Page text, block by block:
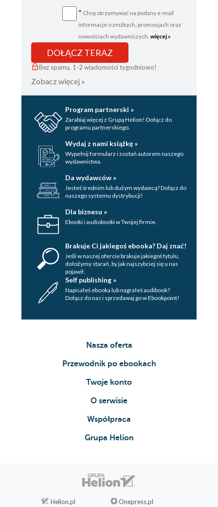
* Chcę otrzymywać na podany e-mail
informacje o zniżkach, promocjach oraz
nowościach wydawniczych. więcej »
DOŁĄCZ TERAZ
Bez spamu, 1-2 wiadomości tygodniowo!
Zobacz więcej »
Program partnerski »
Zarabiaj więcej z Grupą Helion! Dołącz do
programu partnerskiego.
Wydaj z nami książkę »
Wypełnij formularz i zostań autorem naszego
wydawnictwa.
Da wydawców »
Jesteś średnim lub dużym wydawcą? Dołącz do
naszego systemu dystrybucji!
Dla biznesu »
Ebooki i audiobooki w Twojej firmie.
Brakuje Ci jakiegoś ebooka? Daj znać!
Jeśli w naszej ofercie brakuje jakiegoś tytulu,
dołożymy starań, by jak najszybciej się u nas
pojawił.
Self publishing »
Napisałeś ebooka lub nagrałeś audibook?
Dołącz do nas i sprzedawaj go w Ebookpoint!
Nasza oferta
Przewodnik po ebookach
Twoje konto
O serwisie
Współpraca
Grupa Helion
Helion.pl Onepress.pl